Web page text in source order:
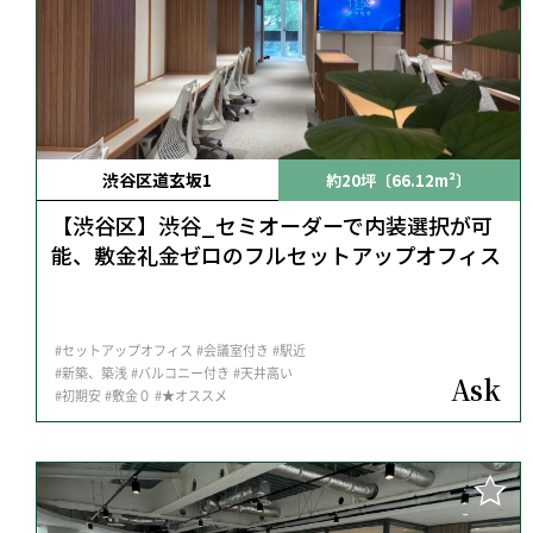
渋谷区道玄坂1 約20坪〔66.12m²〕
【渋谷区】渋谷_セミオーダーで内装選択が可
能、敷金礼金ゼロのフルセットアップオフィス
#セットアップオフィス #会議室付き #駅近
#新築、築浅#バルコニー付き #天井高い
#初期安 #敷金０ #★オススメ Ask